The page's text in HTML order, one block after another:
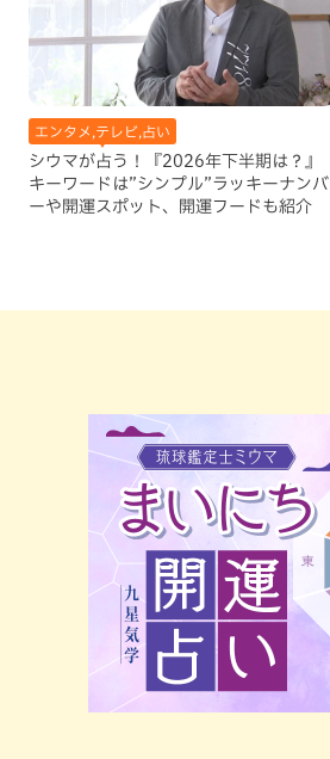
エンタメ,テレビ,占い
シウマが占う！『2026年下半期は？』
キーワードは”シンプル”ラッキーナンバ
ーや開運スポット、開運フードも紹介